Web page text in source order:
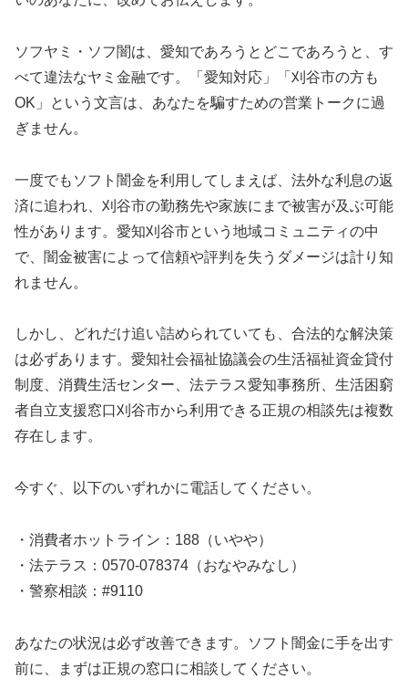
ソフヤミ・ソフ闇は、愛知であろうとどこであろうと、す
べて違法なヤミ金融です。「愛知対応」「刈谷市の方も
OK」という文言は、あなたを騙すための営業トークに過
ぎません。
一度でもソフト闇金を利用してしまえば、法外な利息の返
済に追われ、刈谷市の勤務先や家族にまで被害が及ぶ可能
性があります。愛知刈谷市という地域コミュニティの中
で、闇金被害によって信頼や評判を失うダメージは計り知
れません。
しかし、どれだけ追い詰められていても、合法的な解決策
は必ずあります。愛知社会福祉協議会の生活福祉資金貸付
制度、消費生活センター、法テラス愛知事務所、生活困窮
者自立支援窓口刈谷市から利用できる正規の相談先は複数
存在します。
今すぐ、以下のいずれかに電話してください。
・消費者ホットライン：188（いやや）
・法テラス：0570-078374（おなやみなし）
・警察相談：#9110
あなたの状況は必ず改善できます。ソフト闇金に手を出す
前に、まずは正規の窓口に相談してください。